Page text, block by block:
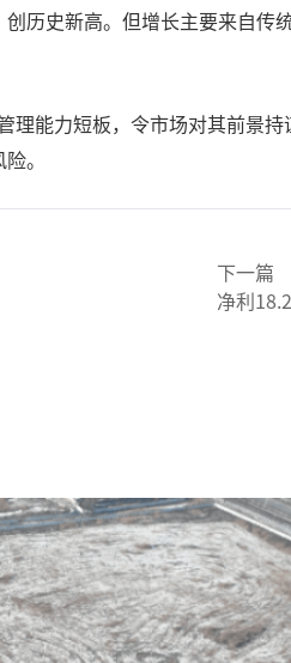
历史新高。但增长主要来自传
能力短板，令市场对其前景
。
下一篇